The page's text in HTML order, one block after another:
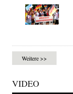
Weitere >>
VIDEO